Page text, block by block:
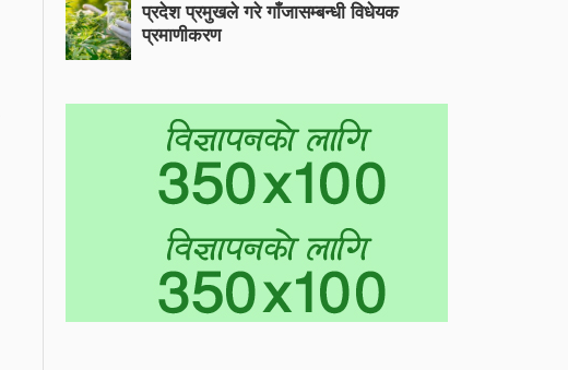
प्रदेश प्रमुखले गरे गाँजासम्बन्धी विधेयक
प्रमाणीकरण